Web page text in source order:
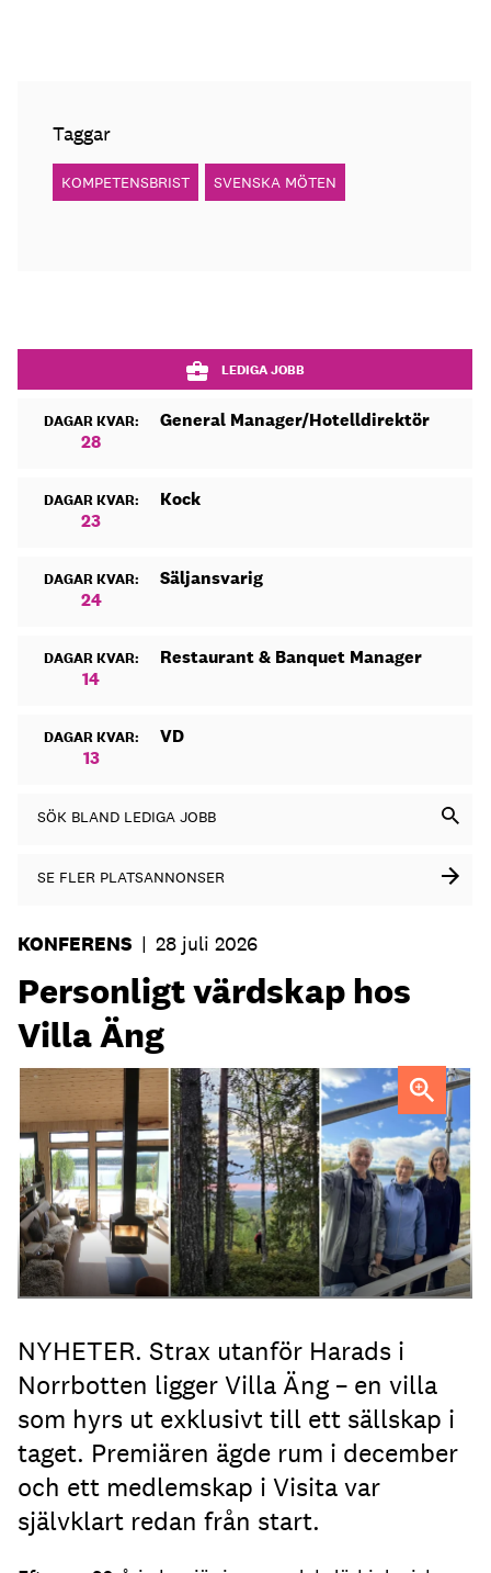
Taggar
KOMPETENSBRIST SVENSKA MÖTEN
LEDIGA JOBB
DAGAR KVAR:
28
General Manager/Hotelldirektör
DAGAR KVAR:
23
Kock
DAGAR KVAR:
24
Säljansvarig
DAGAR KVAR:
14
Restaurant & Banquet Manager
DAGAR KVAR:
13
VD
SÖK BLAND LEDIGA JOBB
SE FLER PLATSANNONSER
KONFERENS | 28 juli 2026
Personligt värdskap hos
Villa Äng
Jenny Isaksson (th) med föräldrarna Kent Lindvall och
Britta Jonsson Lindvall.
NYHETER. Strax utanför Harads i
Norrbotten ligger Villa Äng – en villa
som hyrs ut exklusivt till ett sällskap i
taget. Premiären ägde rum i december
och ett medlemskap i Visita var
självklart redan från start.